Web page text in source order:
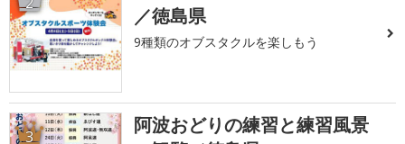
／徳島県
9種類のオブスタクルを楽しもう
3
阿波おどりの練習と練習風景